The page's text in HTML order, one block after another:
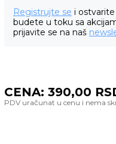
Registrujte se i
budete u toku sa
prijavite se na naš
CENA: 390,00